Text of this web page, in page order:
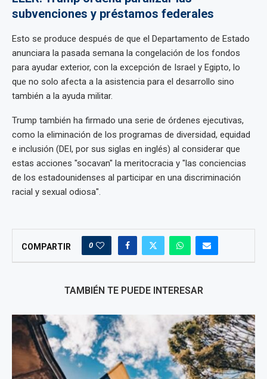
subvenciones y préstamos federales
Esto se produce después de que el Departamento de Estado
anunciara la pasada semana la congelación de los fondos
para ayudar exterior, con la excepción de Israel y Egipto, lo
que no solo afecta a la asistencia para el desarrollo sino
también a la ayuda militar.
Trump también ha firmado una serie de órdenes ejecutivas,
como la eliminación de los programas de diversidad, equidad
e inclusión (DEI, por sus siglas en inglés) al considerar que
estas acciones "socavan" la meritocracia y "las conciencias
de los estadounidenses al participar en una discriminación
racial y sexual odiosa".
COMPARTIR 0
TAMBIÉN TE PUEDE INTERESAR